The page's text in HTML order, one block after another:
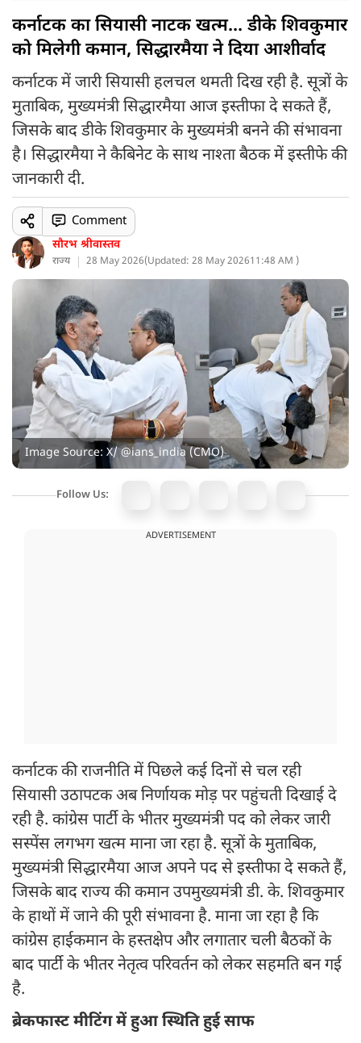
कर्नाटक का सियासी नाटक खत्म... डीके शिवकुमार
को मिलेगी कमान, सिद्धारमैया ने दिया आशीर्वाद
कर्नाटक में जारी सियासी हलचल थमती दिख रही है. सूत्रों के
मुताबिक, मुख्यमंत्री सिद्धारमैया आज इस्तीफा दे सकते हैं,
जिसके बाद डीके शिवकुमार के मुख्यमंत्री बनने की संभावना
है। सिद्धारमैया ने कैबिनेट के साथ नाश्ता बैठक में इस्तीफे की
जानकारी दी.
सौरभ श्रीवास्तव
राज्य 28 May 2026(Updated: 28 May 202611:48 AM )
Comment
Image Source: X/ @ians_india (CMO)
Follow Us:
ADVERTISEMENT
कर्नाटक की राजनीति में पिछले कई दिनों से चल रही
सियासी उठापटक अब निर्णायक मोड़ पर पहुंचती दिखाई दे
रही है. कांग्रेस पार्टी के भीतर मुख्यमंत्री पद को लेकर जारी
सस्पेंस लगभग खत्म माना जा रहा है. सूत्रों के मुताबिक,
मुख्यमंत्री सिद्धारमैया आज अपने पद से इस्तीफा दे सकते हैं,
जिसके बाद राज्य की कमान उपमुख्यमंत्री डी. के. शिवकुमार
के हाथों में जाने की पूरी संभावना है. माना जा रहा है कि
कांग्रेस हाईकमान के हस्तक्षेप और लगातार चली बैठकों के
बाद पार्टी के भीतर नेतृत्व परिवर्तन को लेकर सहमति बन गई
है.
ब्रेकफास्ट मीटिंग में हुआ स्थिति हुई साफ